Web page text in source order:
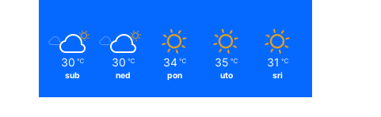
30 ℃
sub
30 ℃
ned
34 ℃
pon
35 ℃
uto
31 ℃
sri